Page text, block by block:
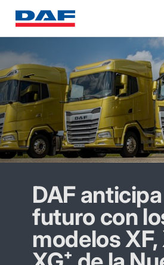
DAF
futuro con
modelos XF,